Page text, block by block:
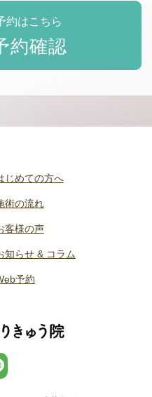
約はこちら
約確認
じめての方へ
術の流れ
客様の声
知らせ & コラム
予約